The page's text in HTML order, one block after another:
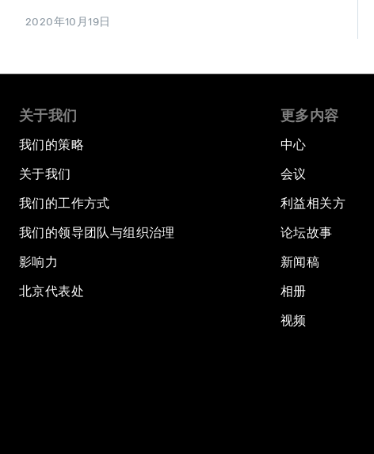
2020年10月19日
关于我们
我们的策略
关于我们
我们的工作方式
我们的领导团队与组织治理
影响力
北京代表处
更多内容
中心
会议
利益相关方
论坛故事
新闻稿
相册
视频